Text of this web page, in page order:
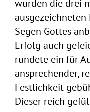
wurden die drei
ausgezeichneten
Segen Gottes
Erfolg auch
rundete ein für
ansprechender,
Festlichkeit
Dieser reich